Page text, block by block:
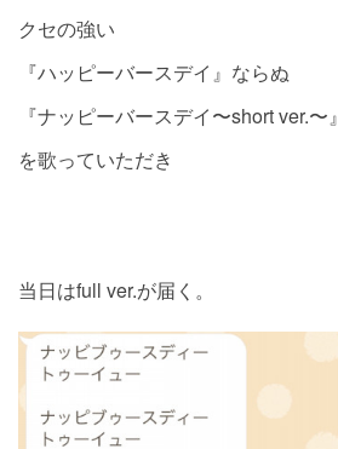
クセの強い
『ハッピーバースデイ』ならぬ
『ナッピーバースデイ〜short ver.〜』
を歌っていただき
当日はfull ver.が届く。